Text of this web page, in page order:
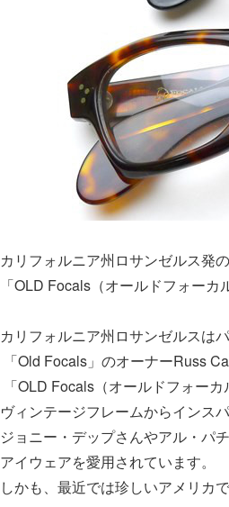
カリフォルニア州ロサンゼルス発
「OLD Focals（オールドフォーカ
カリフォルニア州ロサンゼルスは
「Old Focals」のオーナーRuss
「OLD Focals（オールドフォーカ
ヴィンテージフレームからインス
ジョニー・デップさんやアル・パ
アイウェアを愛用されています。
しかも、最近では珍しいアメリカ